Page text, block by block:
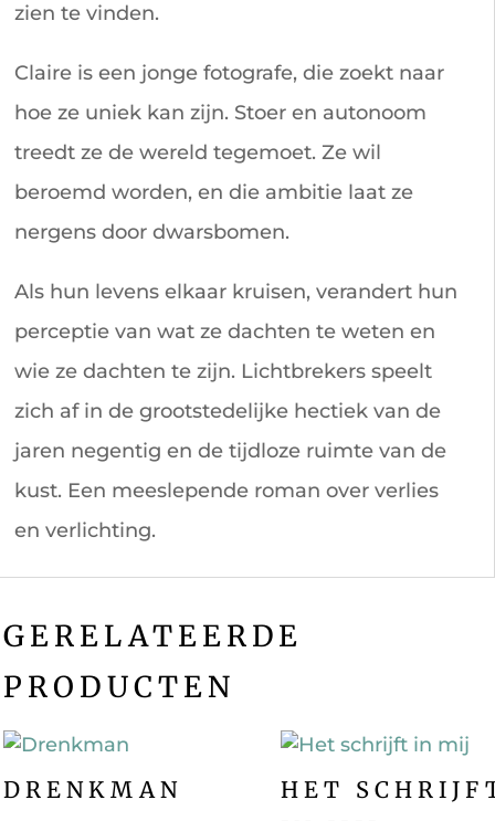
zien te vinden.
Claire is een jonge fotografe, die zoekt naar
hoe ze uniek kan zijn. Stoer en autonoom
treedt ze de wereld tegemoet. Ze wil
beroemd worden, en die ambitie laat ze
nergens door dwarsbomen.
Als hun levens elkaar kruisen, verandert hun
perceptie van wat ze dachten te weten en
wie ze dachten te zijn. Lichtbrekers speelt
zich af in de grootstedelijke hectiek van de
jaren negentig en de tijdloze ruimte van de
kust. Een meeslepende roman over verlies
en verlichting.
GERELATEERDE
PRODUCTEN
DRENKMAN
HET